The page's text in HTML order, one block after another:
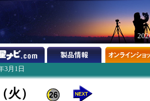
3月1日
火）